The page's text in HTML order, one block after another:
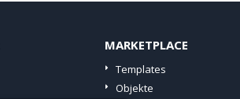
MARKETPLACE
Templates
Objekte